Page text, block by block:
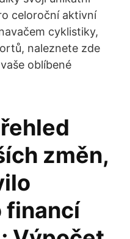
celoroční aktivní
cyklistiky,
naleznete zde
oblíbené
změn,
financí